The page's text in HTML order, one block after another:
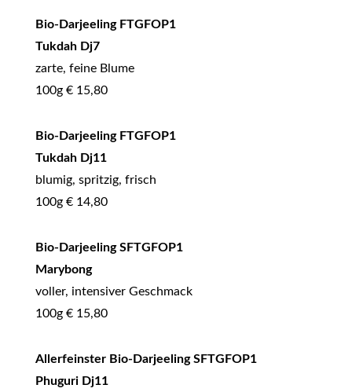
Bio-Darjeeling FTGFOP1
Tukdah Dj7
zarte, feine Blume
100g € 15,80
Bio-Darjeeling FTGFOP1
Tukdah Dj11
blumig, spritzig, frisch
100g € 14,80
Bio-Darjeeling SFTGFOP1
Marybong
voller, intensiver Geschmack
100g € 15,80
Allerfeinster Bio-Darjeeling SFTGFOP1
Phuguri Dj11